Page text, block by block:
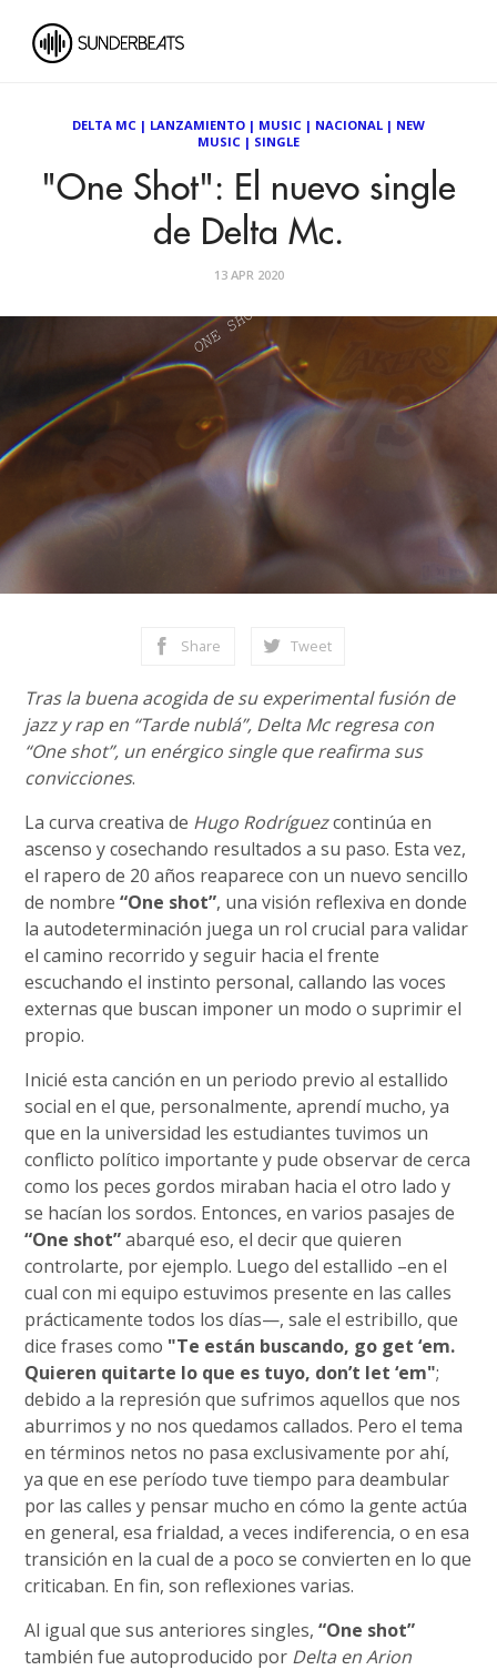
DELTA MC | LANZAMIENTO | MUSIC | NACIONAL | NEW
MUSIC | SINGLE
"One Shot": El nuevo single
de Delta Mc.
13 APR 2020
Share Tweet
Tras la buena acogida de su experimental fusión de
jazz y rap en “Tarde nublá”, Delta Mc regresa con
“One shot”, un enérgico single que reafirma sus
convicciones.
La curva creativa de Hugo Rodríguezcontinúa en
ascenso y cosechando resultados a su paso. Esta vez,
el rapero de 20 años reaparece con un nuevo sencillo
de nombre“One shot”, una visión reflexiva en donde
la autodeterminación juega un rol crucial para validar
el camino recorrido y seguir hacia el frente
escuchando el instinto personal, callando las voces
externas que buscan imponer un modo o suprimir el
propio.
Inicié esta canción en un periodo previo al estallido
social en el que, personalmente, aprendí mucho, ya
que en la universidad les estudiantes tuvimos un
conflicto político importante y pude observar de cerca
como los peces gordos miraban hacia el otro lado y
se hacían los sordos. Entonces, en varios pasajes de
“One shot”abarqué eso, el decir que quieren
controlarte, por ejemplo. Luego del estallido –en el
cual con mi equipo estuvimos presente en las calles
prácticamente todos los días—, sale el estribillo, que
dice frases como "Te están buscando, go get ‘em.
Quieren quitarte lo que es tuyo, don’t let ‘em";
debido a la represión que sufrimos aquellos que nos
aburrimos y no nos quedamos callados. Pero el tema
en términos netos no pasa exclusivamente por ahí,
ya que en ese período tuve tiempo para deambular
por las calles y pensar mucho en cómo la gente actúa
en general, esa frialdad, a veces indiferencia, o en esa
transición en la cual de a poco se convierten en lo que
criticaban. En fin, son reflexiones varias.
Al igual que sus anteriores singles,“One shot”
también fue autoproducido por Delta en Arion